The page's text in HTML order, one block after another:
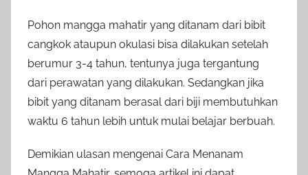
Pohon mangga mahatir yang ditanam dari bibit
cangkok ataupun okulasi bisa dilakukan setelah
berumur 3-4 tahun, tentunya juga tergantung
dari perawatan yang dilakukan. Sedangkan jika
bibit yang ditanam berasal dari biji membutuhkan
waktu 6 tahun lebih untuk mulai belajar berbuah.
Demikian ulasan mengenai Cara Menanam